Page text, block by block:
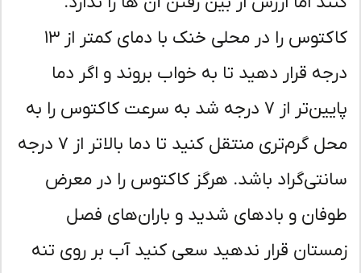
کاکتوس را در محلی خنک با دمای کمتر از ۱۳
قرار دهید تا به خواب بروند و اگر دما
پایین‌تر از ۷ درجه شد به سرعت کاکتوس را به
محل گرم‌تری منتقل کنید تا دما بالاتر از ۷ درجه
باشد. هرگز کاکتوس را در معرض
و بادهای شدید و باران‌های فصل
قرار ندهید سعی کنید آب بر روی تنه